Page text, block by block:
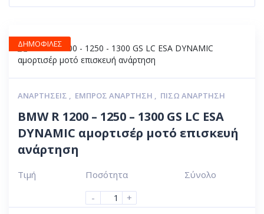
ΑΝΑΡΤΉΣΕΙΣ , ΕΜΠΡΌΣ ΑΝΆΡΤΗΣΗ , ΠΊΣΩ ΑΝΆΡΤΗΣΗ
BMW R 1200 – 1250 – 1300 GS LC ESA
DYNAMIC αμορτισέρ μοτό επισκευή
ανάρτηση
Τιμή
Ποσότητα
-
+
Σύνολο
ΔΗΜΟΦΙΛΕΣ